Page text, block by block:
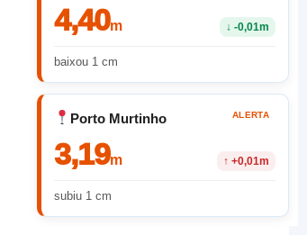
4,40m ↓ -0,01m
baixou 1 cm
Porto Murtinho ALERTA
3,19m ↑ +0,01m
subiu 1 cm